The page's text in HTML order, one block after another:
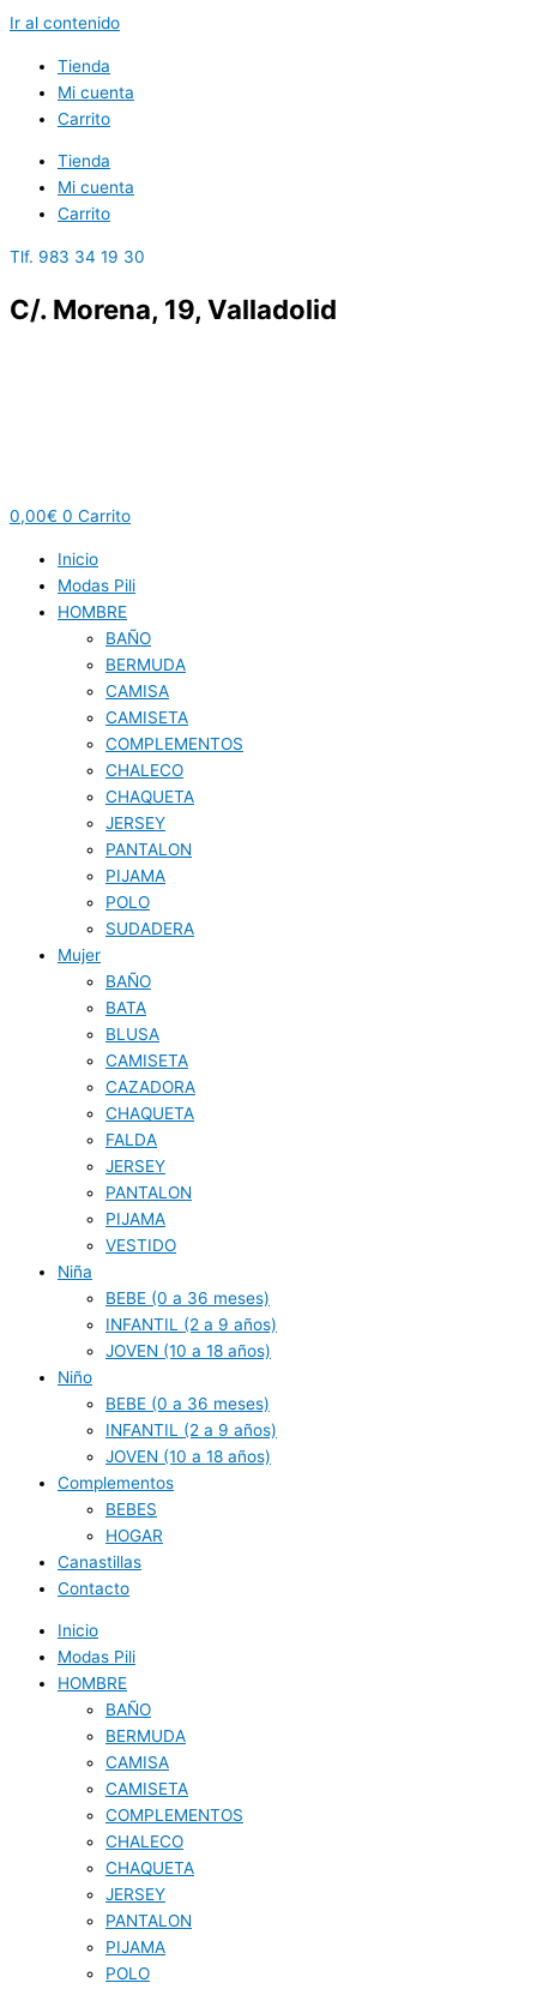
Ir al contenido
Tienda
Mi cuenta
Carrito
Tienda
Mi cuenta
Carrito
Tlf. 983 34 19 30
C/. Morena, 19, Valladolid
0,00€ 0 Carrito
Inicio
Modas Pili
HOMBRE
BAÑO
BERMUDA
CAMISA
CAMISETA
COMPLEMENTOS
CHALECO
CHAQUETA
JERSEY
PANTALON
PIJAMA
POLO
SUDADERA
Mujer
BAÑO
BATA
BLUSA
CAMISETA
CAZADORA
CHAQUETA
FALDA
JERSEY
PANTALON
PIJAMA
VESTIDO
Niña
BEBE (0 a 36 meses)
INFANTIL (2 a 9 años)
JOVEN (10 a 18 años)
Niño
BEBE (0 a 36 meses)
INFANTIL (2 a 9 años)
JOVEN (10 a 18 años)
Complementos
BEBES
HOGAR
Canastillas
Contacto
Inicio
Modas Pili
HOMBRE
BAÑO
BERMUDA
CAMISA
CAMISETA
COMPLEMENTOS
CHALECO
CHAQUETA
JERSEY
PANTALON
PIJAMA
POLO